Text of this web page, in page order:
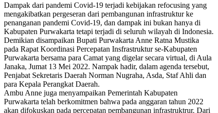
Dampak dari pandemi Covid-19 terjadi kebijakan refocusing yang
mengakibatkan pergeseran dari pembangunan infrastruktur ke
penanganan pandemi Covid-19, dan dampak ini bukan hanya di
Kabupaten Purwakarta tetapi terjadi di seluruh wilayah di Indonesia.
Demikian disampaikan Bupati Purwakarta Anne Ratna Mustika
pada Rapat Koordinasi Percepatan Insfrastruktur se-Kabupaten
Purwakarta bersama para Camat yang digelar secara virtual, di Aula
Janaka, Jumat 13 Mei 2022. Nampak hadir, dalam agenda tersebut,
Penjabat Sekretaris Daerah Norman Nugraha, Asda, Staf Ahli dan
para Kepala Perangkat Daerah.
Ambu Anne juga menyampaikan Pemerintah Kabupaten
Purwakarta telah berkomitmen bahwa pada anggaran tahun 2022
akan difokuskan pada percepatan pembangunan infrastruktrur. Dari